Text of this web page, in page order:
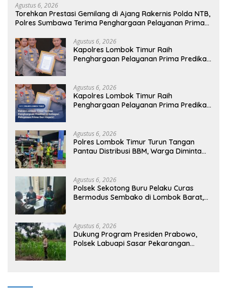
Agustus 6, 2026
Torehkan Prestasi Gemilang di Ajang Rakernis Polda NTB,
Polres Sumbawa Terima Penghargaan Pelayanan Prima
Agustus 6, 2026
Kapolres Lombok Timur Raih
Penghargaan Pelayanan Prima Predikat
Agustus 6, 2026
Kapolres Lombok Timur Raih
Penghargaan Pelayanan Prima Predikat
Agustus 6, 2026
Polres Lombok Timur Turun Tangan
Pantau Distribusi BBM, Warga Diminta
Agustus 6, 2026
Polsek Sekotong Buru Pelaku Curas
Bermodus Sembako di Lombok Barat,
Agustus 6, 2026
Dukung Program Presiden Prabowo,
Polsek Labuapi Sasar Pekarangan